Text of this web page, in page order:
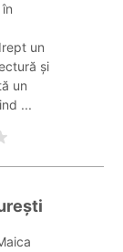
un
și
un
...